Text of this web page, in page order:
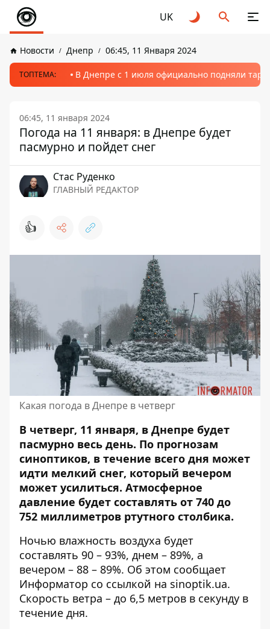
UK
Новости Днепр 06:45, 11 Января 2024
ТОПТЕМА: В Днепре с 1 июля официально подняли
06:45, 11 января 2024
Погода на 11 января: в Днепре будет
пасмурно и пойдет снег
Стаc Руденко
ГЛАВНЫЙ РЕДАКТОР
👍
Какая погода в Днепре в четверг
В четверг, 11 января, в Днепре будет
пасмурно весь день. По прогнозам
синоптиков, в течение всего дня может
идти мелкий снег, который вечером
может усилиться. Атмосферное
давление будет составлять от 740 до
752 миллиметров ртутного столбика.
Ночью влажность воздуха будет
составлять 90 – 93%, днем ​​– 89%, а
вечером – 88 – 89%. Об этом сообщает
Информатор со ссылкой на sinoptik.ua.
Скорость ветра – до 6,5 метров в секунду в
течение дня.